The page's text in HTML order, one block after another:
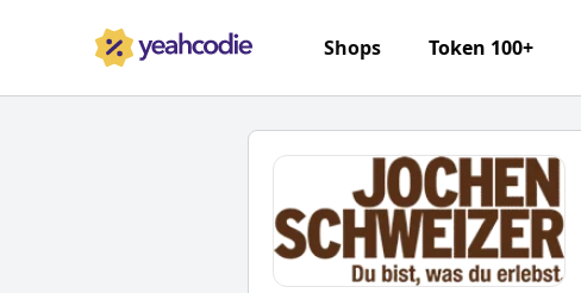
Shops Token 100+